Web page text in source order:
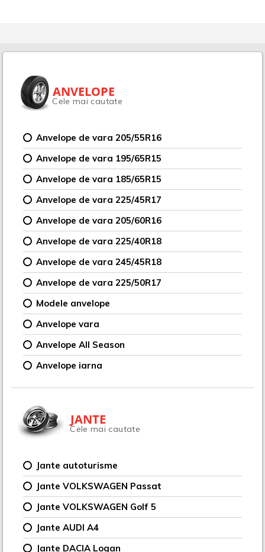
ANVELOPE
Cele mai cautate
Anvelope de vara 205/55R16
Anvelope de vara 195/65R15
Anvelope de vara 185/65R15
Anvelope de vara 225/45R17
Anvelope de vara 205/60R16
Anvelope de vara 225/40R18
Anvelope de vara 245/45R18
Anvelope de vara 225/50R17
Modele anvelope
Anvelope vara
Anvelope All Season
Anvelope iarna
JANTE
Cele mai cautate
Jante autoturisme
Jante VOLKSWAGEN Passat
Jante VOLKSWAGEN Golf 5
Jante AUDI A4
Jante DACIA Logan